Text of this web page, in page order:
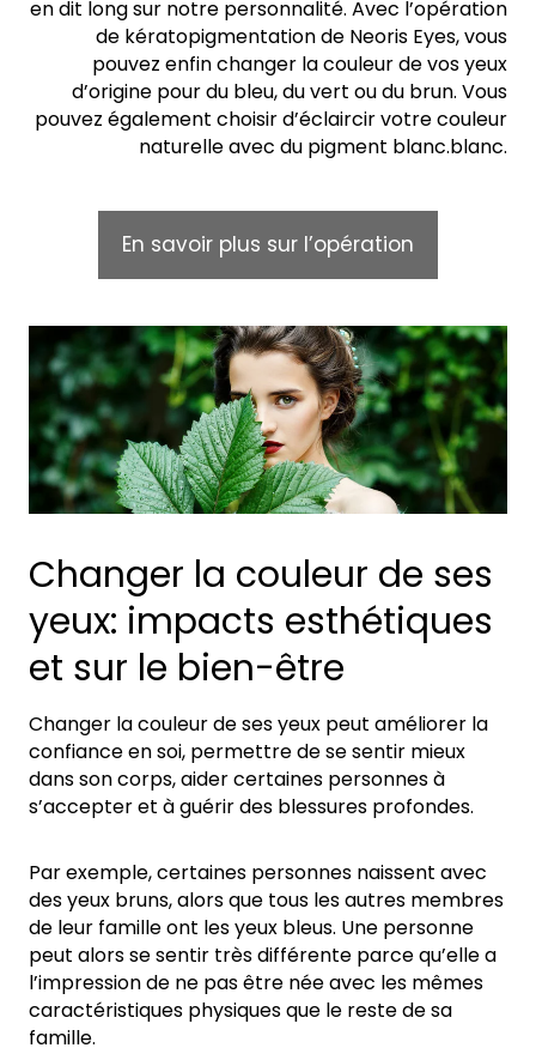
en dit long sur notre personnalité. Avec l’opération
de kératopigmentation de Neoris Eyes, vous
pouvez enfin changer la couleur de vos yeux
d’origine pour du bleu, du vert ou du brun. Vous
pouvez également choisir d’éclaircir votre couleur
naturelle avec du pigment blanc.blanc.
En savoir plus sur l’opération
Changer la couleur de ses
yeux: impacts esthétiques
et sur le bien-être
Changer la couleur de ses yeux peut améliorer la
confiance en soi, permettre de se sentir mieux
dans son corps, aider certaines personnes à
s’accepter et à guérir des blessures profondes.
Par exemple, certaines personnes naissent avec
des yeux bruns, alors que tous les autres membres
de leur famille ont les yeux bleus. Une personne
peut alors se sentir très différente parce qu’elle a
l’impression de ne pas être née avec les mêmes
caractéristiques physiques que le reste de sa
famille.